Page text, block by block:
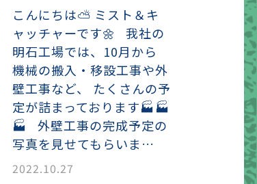
こんにちは⛅ ミスト＆キ
ャッチャーです🌼 我社の
明石工場では、10月から
機械の搬入・移設工事や外
壁工事など、 たくさんの予
定が詰まっております🏭🏭
🏭 外壁工事の完成予定の
写真を見せてもらいま…
2022.10.27